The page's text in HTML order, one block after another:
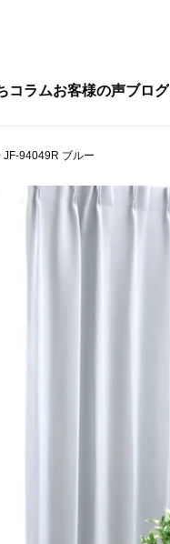
コラムお客様の声ブログ
JF-94049R ブルー